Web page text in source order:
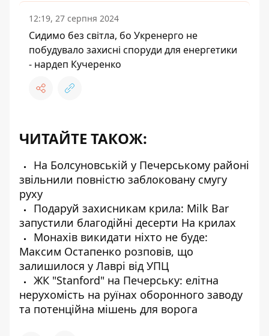
12:19, 27 серпня 2024
Сидимо без світла, бо Укренерго не
побудувало захисні споруди для енергетики
- нардеп Кучеренко
ЧИТАЙТЕ ТАКОЖ:
На Болсуновській у Печерському районі
звільнили повністю заблоковану смугу
руху
Подаруй захисникам крила: Milk Bar
запустили благодійні десерти На крилах
Монахів викидати ніхто не буде:
Максим Остапенко розповів, що
залишилося у Лаврі від УПЦ
ЖК "Stanford" на Печерську: елітна
нерухомість на руїнах оборонного заводу
та потенційна мішень для ворога